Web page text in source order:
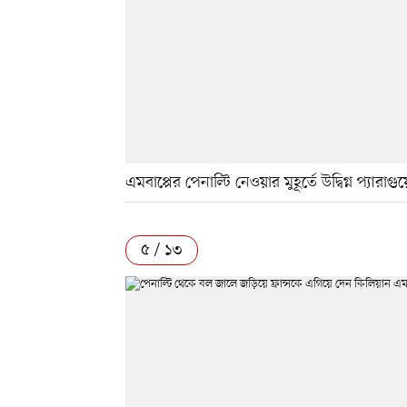
এমবাপ্পের পেনাল্টি নেওয়ার মুহূর্তে উদ্বিগ্ন
৫ / ১৩